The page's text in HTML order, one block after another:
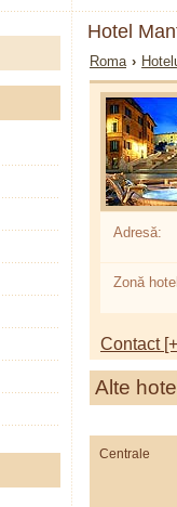
Hotel
Roma ›
Adresă:
Zonă
Contact
Alte
Centrale